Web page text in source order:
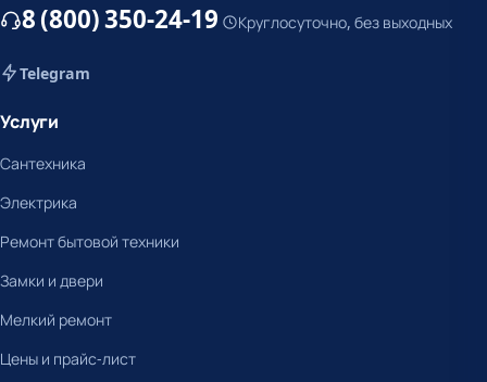
8 (800) 350-24-19 Круглосуточно, без выходных
Telegram
Услуги
Сантехника
Электрика
Ремонт бытовой техники
Замки и двери
Мелкий ремонт
Цены и прайс-лист